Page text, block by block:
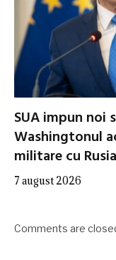
SUA impun noi
Washingtonul
militare cu
7 august 2026
Comments are